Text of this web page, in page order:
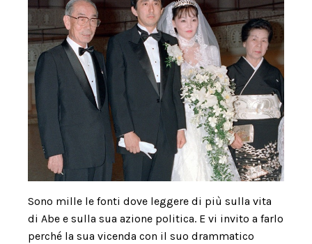
Sono mille le fonti dove leggere di più sulla vita
di Abe e sulla sua azione politica. E vi invito a farlo
perché la sua vicenda con il suo drammatico